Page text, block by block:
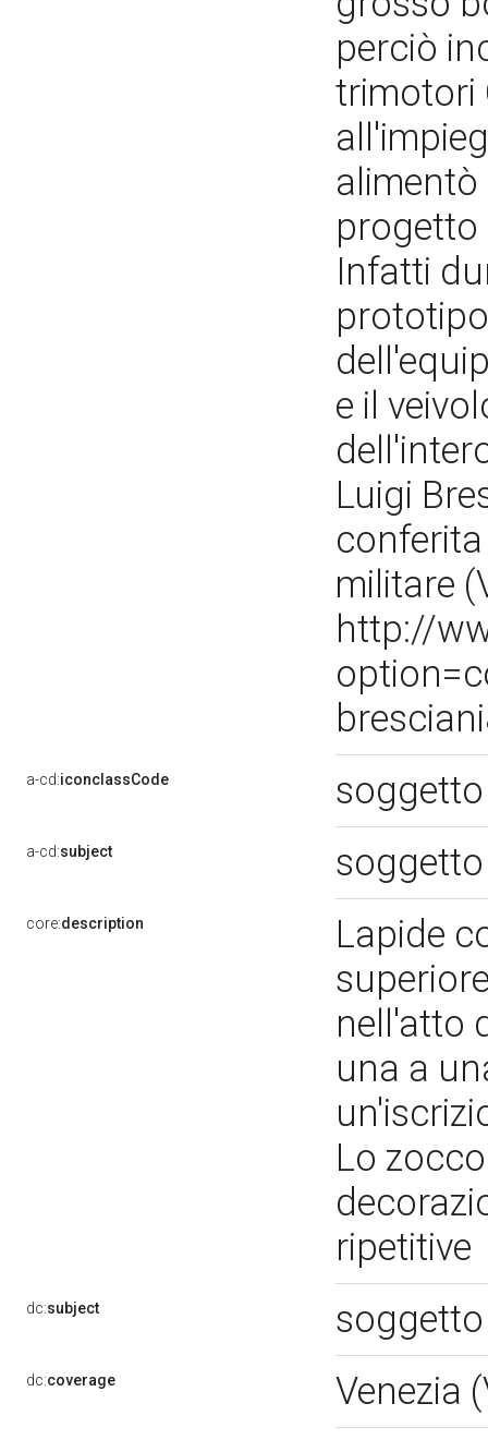
perciò
trimotori
alimentò
progetto
Infatti
e il
Luigi
militare
http://
a-cd:iconclassCode
a-cd:subject
core:description
Lapide
nell'atto
una a
Lo
ripetitive
dc:subject
dc:coverage Venezia